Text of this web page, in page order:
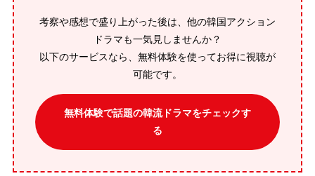
考察や感想で盛り上がった後は、他の韓国アクション
ドラマも一気見しませんか？
以下のサービスなら、無料体験を使ってお得に視聴が
可能です。
無料体験で話題の韓流ドラマをチェックす
る